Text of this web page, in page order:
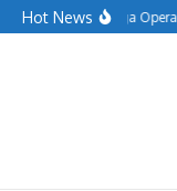
Lewati ke konten
Hot NewsMenjaga